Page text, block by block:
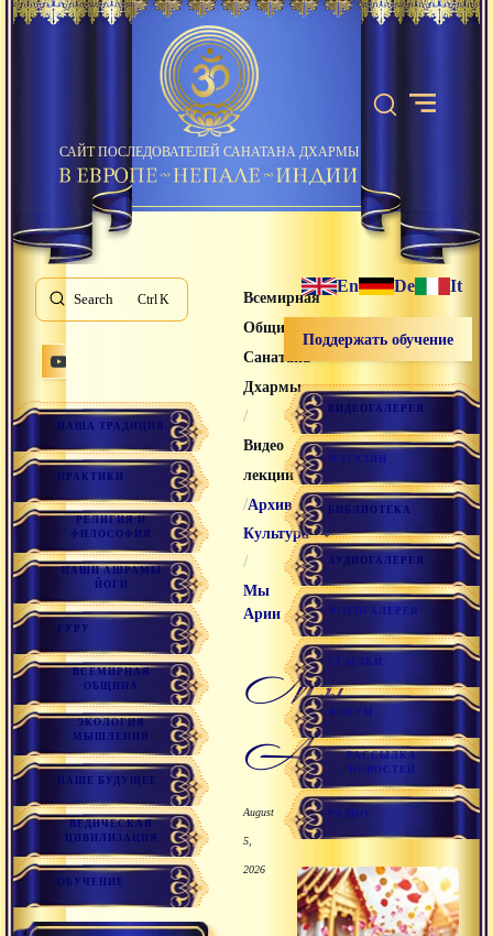
САЙТ ПОСЛЕДОВАТЕЛЕЙ САНАТАНА ДХАРМЫ
Search K
НАША ТРАДИЦИЯ
ПРАКТИКИ
РЕЛИГИЯ И
ФИЛОСОФИЯ
НАШИ АШРАМЫ
ЙОГИ
ГУРУ
ВСЕМИРНАЯ
ОБЩИНА
ЭКОЛОГИЯ
МЫШЛЕНИЯ
НАШЕ БУДУЩЕЕ
ВЕДИЧЕСКАЯ
ЦИВИЛИЗАЦИЯ
ОБУЧЕНИЕ
Всемирная
Община
Санатана
Дхармы
/
Видео
лекции
/Архив /
Культура
/
Мы
Арии
Мы
Арии
August
5,
2026
En De It
Поддержать обучение
ВИДЕОГАЛЕРЕЯ
МАГАЗИН
БИБЛИОТЕКА
АУДИОГАЛЕРЕЯ
ФОТОГАЛЕРЕЯ
ССЫЛКИ
ФОРУМ
РАССЫЛКА
НОВОСТЕЙ
РАДИО